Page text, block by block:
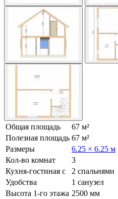
Общая площадь
67 м²
Полезная площадь 67 м²
Размеры
6.25 × 6.25 м
Кол-во комнат
3
Кухня-гостиная с
2 спальнями
Удобства
1 санузел
Высота 1-го этажа 2500 мм